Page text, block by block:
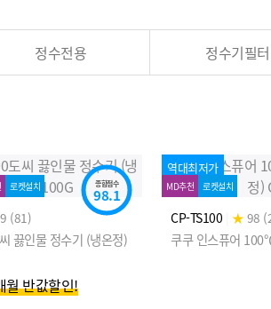
정수전용 정수기필터
종합점수
98.1
로켓설치
(81)
끓인물 정수기 (냉온정)
월 반값할인!
역대최저가
MD추천 로켓설치
CP-TS100 ★ 98
쿠쿠 인스퓨어